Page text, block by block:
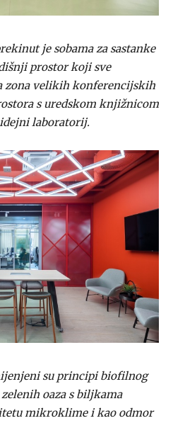
je sobama za sastanke
prostor koji sve
zona velikih konferencijskih
s uredskom knjižnicom
laboratorij.
su principi biofilnog
oaza s biljkama
mikroklime i kao odmor